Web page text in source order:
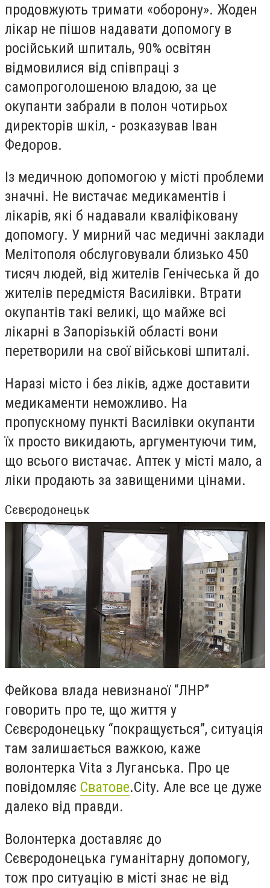
продовжують тримати «оборону». Жоден
лікар не пішов надавати допомогу в
російський шпиталь, 90% освітян
відмовилися від співпраці з
самопроголошеною владою, за це
окупанти забрали в полон чотирьох
директорів шкіл, - розказував Іван
Федоров.
Із медичною допомогою у місті проблеми
значні. Не вистачає медикаментів і
лікарів, які б надавали кваліфіковану
допомогу. У мирний час медичні заклади
Мелітополя обслуговували близько 450
тисяч людей, від жителів Генічеська й до
жителів передмістя Василівки. Втрати
окупантів такі великі, що майже всі
лікарні в Запорізькій області вони
перетворили на свої військові шпиталі.
Наразі місто і без ліків, адже доставити
медикаменти неможливо. На
пропускному пункті Василівки окупанти
їх просто викидають, аргументуючи тим,
що всього вистачає. Аптек у місті мало, а
ліки продають за завищеними цінами.
Сєвєродонецьк
Фейкова влада невизнаної “ЛНР”
говорить про те, що життя у
Сєвєродонецьку “покращується”, ситуація
там залишається важкою, каже
волонтерка Vita з Луганська. Про це
повідомляє Сватове.City. Але все це дуже
далеко від правди.
Волонтерка доставляє до
Сєвєродонецька гуманітарну допомогу,
тож про ситуацію в місті знає не від